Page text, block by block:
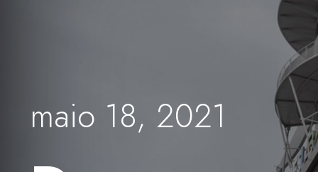
maio 18, 2021